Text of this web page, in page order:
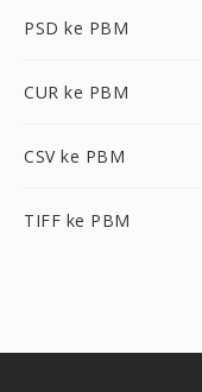
PSD ke PBM
CUR ke PBM
CSV ke PBM
TIFF ke PBM